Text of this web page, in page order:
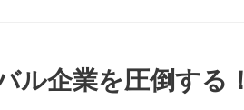
ル企業を圧倒する！